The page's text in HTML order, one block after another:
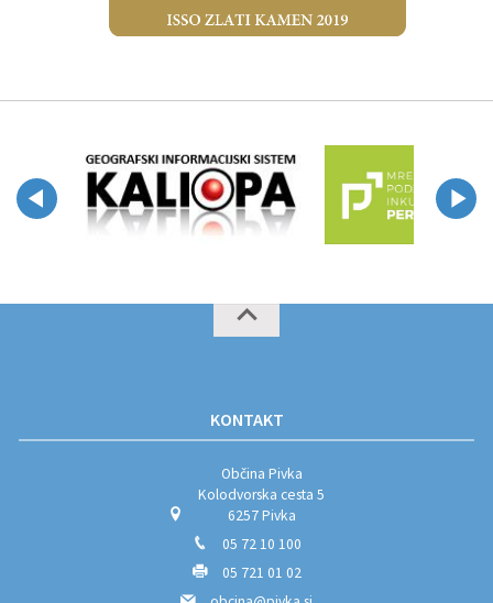
KONTAKT
Občina Pivka
Kolodvorska cesta 5
6257 Pivka
05 72 10 100
05 721 01 02